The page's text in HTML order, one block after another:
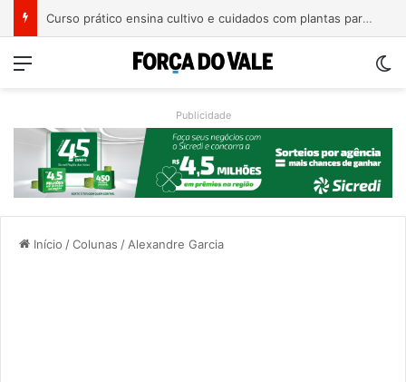
Projeto “Entre Nós” reúne mulheres do interior em tarde de acolhimento e fortalecimento de vínculos
Menu
Publicidade
Início /Colunas / Alexandre Garcia